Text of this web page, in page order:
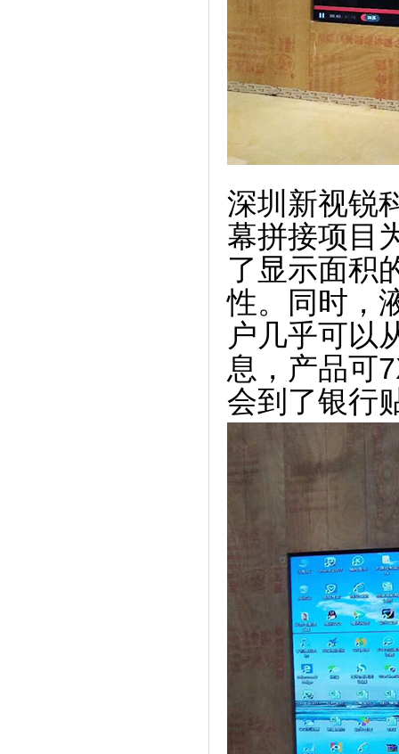
深圳新视锐
幕拼接项目
了显示面积
性。同时，
户几乎可以
息，产品可
会到了银行